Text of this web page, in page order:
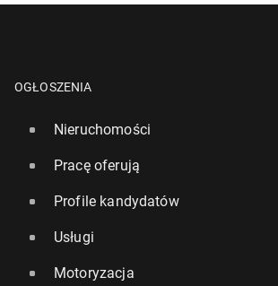
OGŁOSZENIA
Nieruchomości
Pracę oferują
Profile kandydatów
Usługi
Motoryzacja